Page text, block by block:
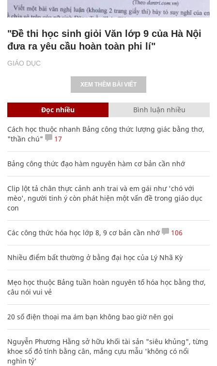
GIÁO DỤC
"Đề thi học sinh giỏi Văn lớp 9 của Hà Nội
đưa ra yêu cầu hoàn toàn phi lí"
XEM THÊM BÀI VIẾT
Đọc nhiều Bình luận nhiều
Cách học thuộc nhanh Bảng công thức lượng giác bằng thơ,
"thần chú"
17
Bảng công thức đạo hàm nguyên hàm cơ bản cần nhớ
Clip lột tả chân thực cảnh anh trai và em gái như 'chó với
mèo', người tinh ý còn phát hiện một vấn đề trong giáo dục
con
Các công thức hóa học lớp 8, 9 cơ bản cần nhớ 106
Nhiều điểm bất thường ở bằng đại học của Lý Nhã Kỳ
Mẹo học thuộc Bảng tuần hoàn nguyên tố hóa học bằng thơ,
câu nói vui vẻ
20 số điện thoại ma ám bạn không bao giờ nên gọi
Nguyễn Phương Hằng sở hữu khối tài sản "siêu khủng", từng
khoe sổ đỏ tính bằng cân, mắng cựu mẫu 'không có nổi
nghìn tỷ'